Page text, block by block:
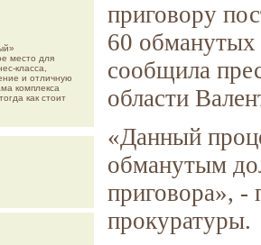
место для
класса,
и отличную
комплекса
как стоит
приговору
60
сообщила
области
«Данный
обманутым
приговора», -
прокуратуры.